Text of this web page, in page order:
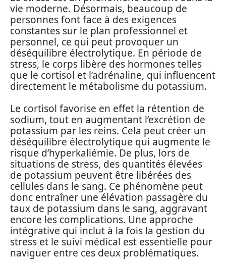
vie moderne. Désormais, beaucoup de
personnes font face à des exigences
constantes sur le plan professionnel et
personnel, ce qui peut provoquer un
déséquilibre électrolytique. En période de
stress, le corps libère des hormones telles
que le cortisol et l’adrénaline, qui influencent
directement le métabolisme du potassium.
Le cortisol favorise en effet la rétention de
sodium, tout en augmentant l’excrétion de
potassium par les reins. Cela peut créer un
déséquilibre électrolytique qui augmente le
risque d’hyperkaliémie. De plus, lors de
situations de stress, des quantités élevées
de potassium peuvent être libérées des
cellules dans le sang. Ce phénomène peut
donc entraîner une élévation passagère du
taux de potassium dans le sang, aggravant
encore les complications. Une approche
intégrative qui inclut à la fois la gestion du
stress et le suivi médical est essentielle pour
naviguer entre ces deux problématiques.